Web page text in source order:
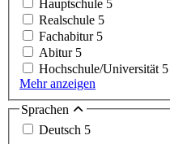
Hauptschule 5
Realschule 5
Fachabitur 5
Abitur 5
Hochschule/Universität 5
Mehr anzeigen
Sprachen
Deutsch 5